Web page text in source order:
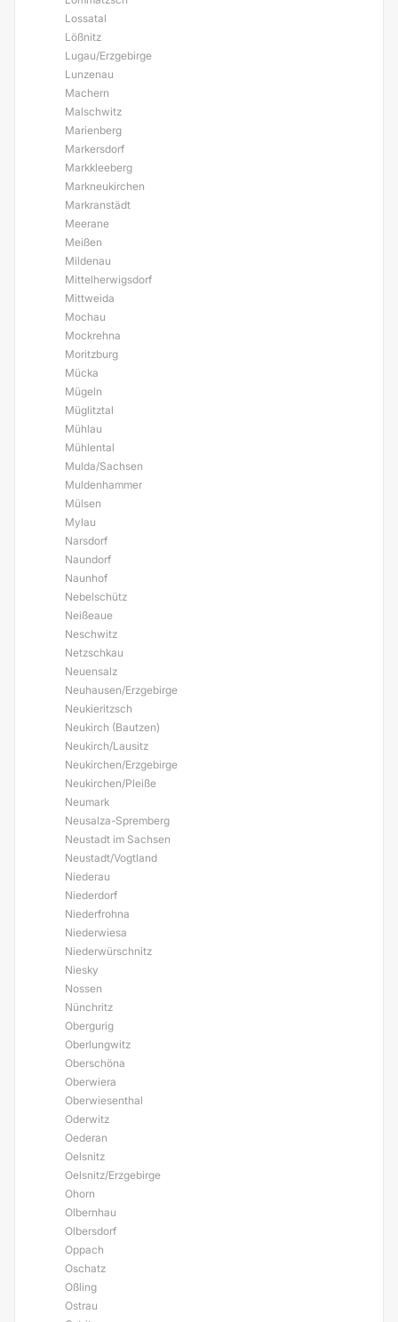
Lossatal
Lößnitz
Lugau/Erzgebirge
Lunzenau
Machern
Malschwitz
Marienberg
Markersdorf
Markkleeberg
Markneukirchen
Markranstädt
Meerane
Meißen
Mildenau
Mittelherwigsdorf
Mittweida
Mochau
Mockrehna
Moritzburg
Mücka
Mügeln
Müglitztal
Mühlau
Mühlental
Mulda/Sachsen
Muldenhammer
Mülsen
Mylau
Narsdorf
Naundorf
Naunhof
Nebelschütz
Neißeaue
Neschwitz
Netzschkau
Neuensalz
Neuhausen/Erzgebirge
Neukieritzsch
Neukirch (Bautzen)
Neukirch/Lausitz
Neukirchen/Erzgebirge
Neukirchen/Pleiße
Neumark
Neusalza-Spremberg
Neustadt im Sachsen
Neustadt/Vogtland
Niederau
Niederdorf
Niederfrohna
Niederwiesa
Niederwürschnitz
Niesky
Nossen
Nünchritz
Obergurig
Oberlungwitz
Oberschöna
Oberwiera
Oberwiesenthal
Oderwitz
Oederan
Oelsnitz
Oelsnitz/Erzgebirge
Ohorn
Olbernhau
Olbersdorf
Oppach
Oschatz
Oßling
Ostrau